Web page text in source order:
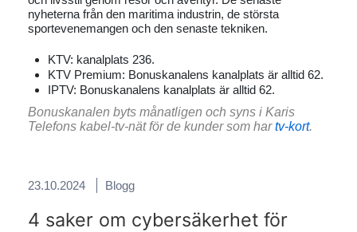
nyheterna från den maritima industrin, de största
sportevenemangen och den senaste tekniken.
KTV: kanalplats 236.
KTV Premium: Bonuskanalens kanalplats är alltid 62.
IPTV: Bonuskanalens kanalplats är alltid 62.
Bonuskanalen byts månatligen och syns i Karis
Telefons kabel-tv-nät för de kunder som hartv-kort.
23.10.2024 Blogg
4 saker om cybersäkerhet för